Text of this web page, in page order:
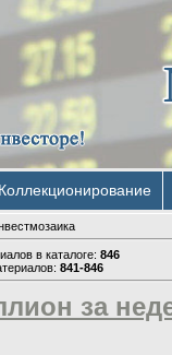
Коллекционирование
в каталоге: 846
: 841-846
за